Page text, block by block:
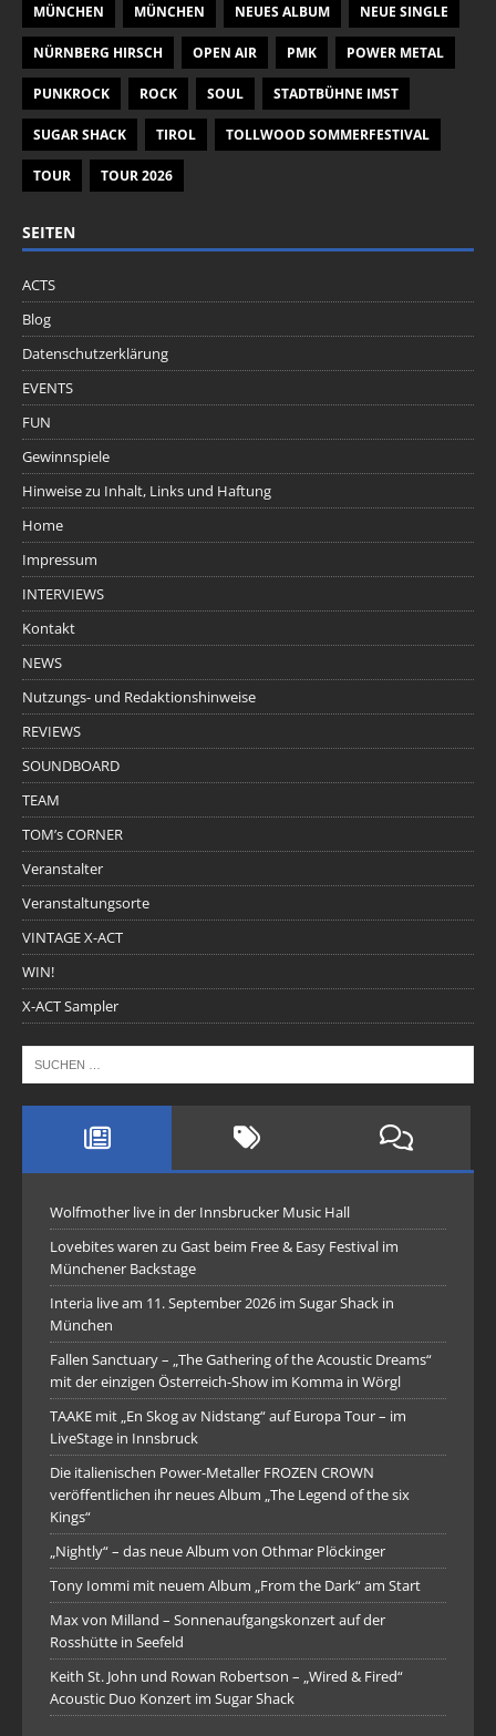
MÜNCHEN MÜNCHEN NEUES ALBUM NEUE SINGLE
NÜRNBERG HIRSCH OPEN AIR PMK POWER METAL
PUNKROCK ROCK SOUL STADTBÜHNE IMST
SUGAR SHACK TIROL TOLLWOOD SOMMERFESTIVAL
TOUR TOUR 2026
SEITEN
ACTS
Blog
Datenschutzerklärung
EVENTS
FUN
Gewinnspiele
Hinweise zu Inhalt, Links und Haftung
Home
Impressum
INTERVIEWS
Kontakt
NEWS
Nutzungs- und Redaktionshinweise
REVIEWS
SOUNDBOARD
TEAM
TOM’s CORNER
Veranstalter
Veranstaltungsorte
VINTAGE X-ACT
WIN!
X-ACT Sampler
Wolfmother live in der Innsbrucker Music Hall
Lovebites waren zu Gast beim Free & Easy Festival im
Münchener Backstage
Interia live am 11. September 2026 im Sugar Shack in
München
Fallen Sanctuary – „The Gathering of the Acoustic Dreams“
mit der einzigen Österreich-Show im Komma in Wörgl
TAAKE mit „En Skog av Nidstang“ auf Europa Tour – im
LiveStage in Innsbruck
Die italienischen Power-Metaller FROZEN CROWN
veröffentlichen ihr neues Album „The Legend of the six
Kings“
„Nightly“ – das neue Album von Othmar Plöckinger
Tony Iommi mit neuem Album „From the Dark“ am Start
Max von Milland – Sonnenaufgangskonzert auf der
Rosshütte in Seefeld
Keith St. John und Rowan Robertson – „Wired & Fired“
Acoustic Duo Konzert im Sugar Shack